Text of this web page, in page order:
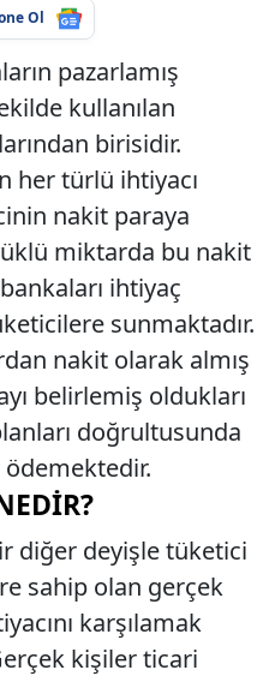
Ol
pazarlamış
kullanılan
birisidir.
her türlü ihtiyacı
nakit paraya
miktarda bu nakit
ihtiyaç
sunmaktadır.
nakit olarak almış
belirlemiş oldukları
doğrultusunda
diğer deyişle tüketici
sahip olan gerçek
karşılamak
kişiler ticari